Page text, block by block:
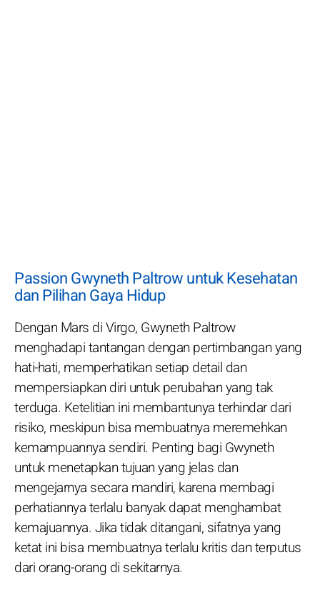
Passion Gwyneth Paltrow untuk Kesehatan
dan Pilihan Gaya Hidup
Dengan Mars di Virgo, Gwyneth Paltrow
menghadapi tantangan dengan pertimbangan yang
hati-hati, memperhatikan setiap detail dan
mempersiapkan diri untuk perubahan yang tak
terduga. Ketelitian ini membantunya terhindar dari
risiko, meskipun bisa membuatnya meremehkan
kemampuannya sendiri. Penting bagi Gwyneth
untuk menetapkan tujuan yang jelas dan
mengejarnya secara mandiri, karena membagi
perhatiannya terlalu banyak dapat menghambat
kemajuannya. Jika tidak ditangani, sifatnya yang
ketat ini bisa membuatnya terlalu kritis dan terputus
dari orang-orang di sekitarnya.